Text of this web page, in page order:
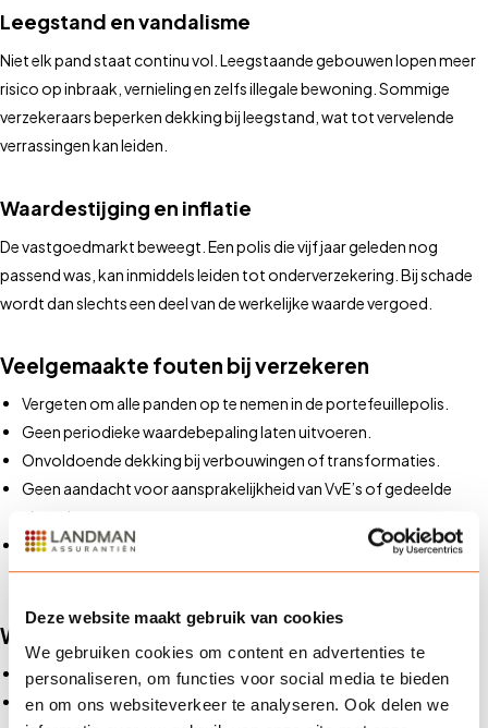
Deze website maakt gebruik van cookies
We gebruiken cookies om content en advertenties te
personaliseren, om functies voor social media te bieden
en om ons websiteverkeer te analyseren. Ook delen we
Leegstand en vandalisme
Niet elk pand staat continu vol. Leegstaande gebouwen lopen meer
risico op inbraak, vernieling en zelfs illegale bewoning. Sommige
verzekeraars beperken dekking bij leegstand, wat tot vervelende
verrassingen kan leiden.
Waardestijging en inflatie
De vastgoedmarkt beweegt. Een polis die vijf jaar geleden nog
passend was, kan inmiddels leiden tot onderverzekering. Bij schade
wordt dan slechts een deel van de werkelijke waarde vergoed.
Veelgemaakte fouten bij verzekeren
Vergeten om alle panden op te nemen in de portefeuillepolis.
Geen periodieke waardebepaling laten uitvoeren.
Onvoldoende dekking bij verbouwingen of transformaties.
Geen aandacht voor aansprakelijkheid van VvE’s of gedeelde
eigendommen.
Persoonlijk advies: Onze experts helpen je bij het kiezen van de
juiste verzekering.
Welke verzekeringsoplossingen zijn er?
Opstalverzekering : De basis voor schade aan het pand zelf.
Bedrijfsaansprakelijkheidsverzekering: Bescherming tegen